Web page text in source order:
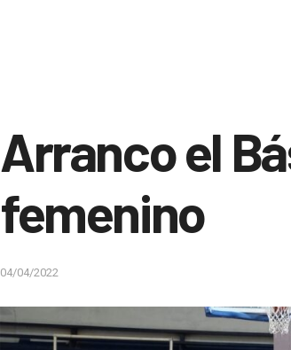
Arranco el
femenino
04/04/2022